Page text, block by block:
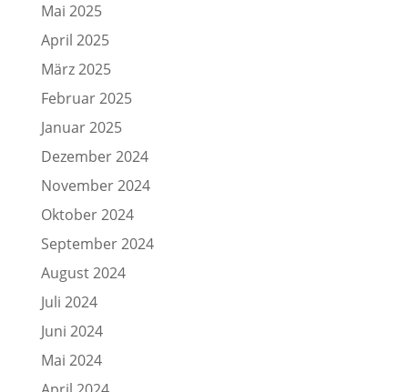
Mai 2025
April 2025
März 2025
Februar 2025
Januar 2025
Dezember 2024
November 2024
Oktober 2024
September 2024
August 2024
Juli 2024
Juni 2024
Mai 2024